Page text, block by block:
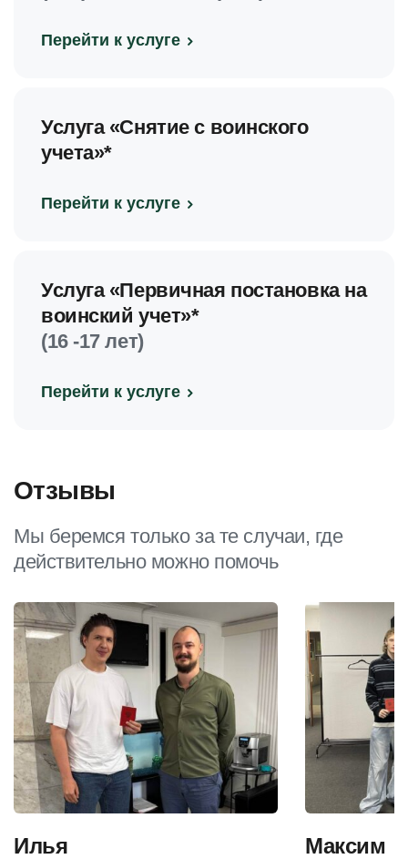
Перейти к услуге
Услуга «Снятие с воинского
учета»*
Перейти к услуге
Услуга «Первичная постановка на
воинский учет»*
(16 -17 лет)
Перейти к услуге
Отзывы
Мы беремся только за те случаи, где
действительно можно помочь
Илья Максим